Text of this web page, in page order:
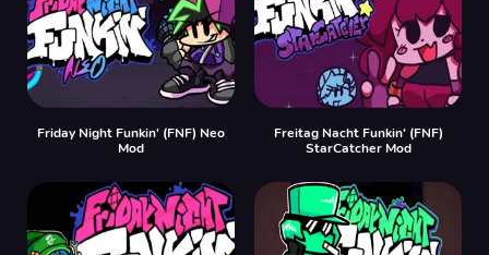
Friday Night Funkin' (FNF) Neo
Mod
Freitag Nacht Funkin' (FNF)
StarCatcher Mod